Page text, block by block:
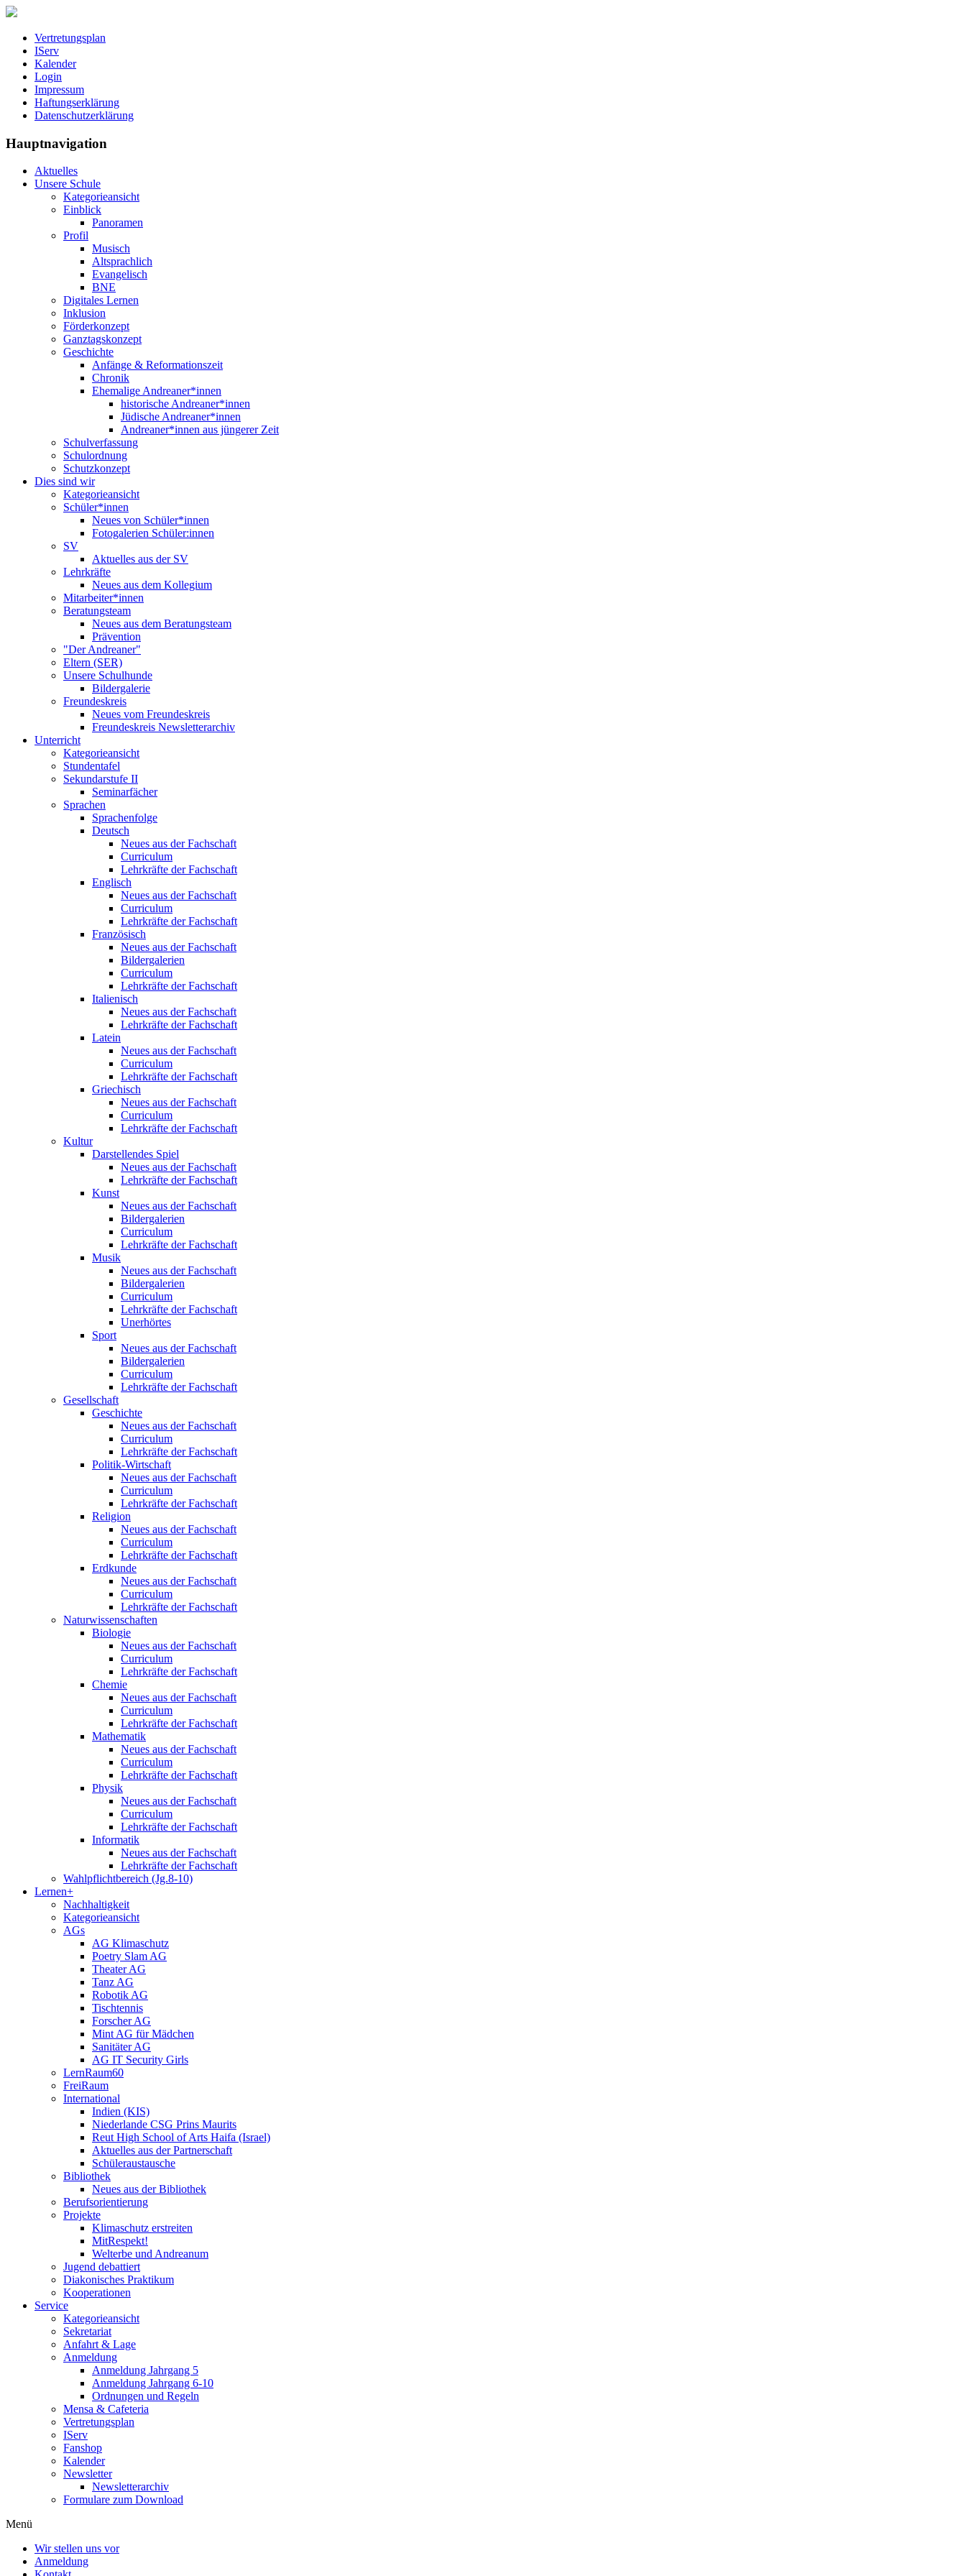
Vertretungsplan
IServ
Kalender
Login
Impressum
Haftungserklärung
Datenschutzerklärung
Hauptnavigation
Aktuelles
Unsere Schule
Kategorieansicht
Einblick
Panoramen
Profil
Musisch
Altsprachlich
Evangelisch
BNE
Digitales Lernen
Inklusion
Förderkonzept
Ganztagskonzept
Geschichte
Anfänge & Reformationszeit
Chronik
Ehemalige Andreaner*innen
historische Andreaner*innen
Jüdische Andreaner*innen
Andreaner*innen aus jüngerer Zeit
Schulverfassung
Schulordnung
Schutzkonzept
Dies sind wir
Kategorieansicht
Schüler*innen
Neues von Schüler*innen
Fotogalerien Schüler:innen
SV
Aktuelles aus der SV
Lehrkräfte
Neues aus dem Kollegium
Mitarbeiter*innen
Beratungsteam
Neues aus dem Beratungsteam
Prävention
"Der Andreaner"
Eltern (SER)
Unsere Schulhunde
Bildergalerie
Freundeskreis
Neues vom Freundeskreis
Freundeskreis Newsletterarchiv
Unterricht
Kategorieansicht
Stundentafel
Sekundarstufe II
Seminarfächer
Sprachen
Sprachenfolge
Deutsch
Neues aus der Fachschaft
Curriculum
Lehrkräfte der Fachschaft
Englisch
Neues aus der Fachschaft
Curriculum
Lehrkräfte der Fachschaft
Französisch
Neues aus der Fachschaft
Bildergalerien
Curriculum
Lehrkräfte der Fachschaft
Italienisch
Neues aus der Fachschaft
Lehrkräfte der Fachschaft
Latein
Neues aus der Fachschaft
Curriculum
Lehrkräfte der Fachschaft
Griechisch
Neues aus der Fachschaft
Curriculum
Lehrkräfte der Fachschaft
Kultur
Darstellendes Spiel
Neues aus der Fachschaft
Lehrkräfte der Fachschaft
Kunst
Neues aus der Fachschaft
Bildergalerien
Curriculum
Lehrkräfte der Fachschaft
Musik
Neues aus der Fachschaft
Bildergalerien
Curriculum
Lehrkräfte der Fachschaft
Unerhörtes
Sport
Neues aus der Fachschaft
Bildergalerien
Curriculum
Lehrkräfte der Fachschaft
Gesellschaft
Geschichte
Neues aus der Fachschaft
Curriculum
Lehrkräfte der Fachschaft
Politik-Wirtschaft
Neues aus der Fachschaft
Curriculum
Lehrkräfte der Fachschaft
Religion
Neues aus der Fachschaft
Curriculum
Lehrkräfte der Fachschaft
Erdkunde
Neues aus der Fachschaft
Curriculum
Lehrkräfte der Fachschaft
Naturwissenschaften
Biologie
Neues aus der Fachschaft
Curriculum
Lehrkräfte der Fachschaft
Chemie
Neues aus der Fachschaft
Curriculum
Lehrkräfte der Fachschaft
Mathematik
Neues aus der Fachschaft
Curriculum
Lehrkräfte der Fachschaft
Physik
Neues aus der Fachschaft
Curriculum
Lehrkräfte der Fachschaft
Informatik
Neues aus der Fachschaft
Lehrkräfte der Fachschaft
Wahlpflichtbereich (Jg.8-10)
Lernen+
Nachhaltigkeit
Kategorieansicht
AGs
AG Klimaschutz
Poetry Slam AG
Theater AG
Tanz AG
Robotik AG
Tischtennis
Forscher AG
Mint AG für Mädchen
Sanitäter AG
AG IT Security Girls
LernRaum60
FreiRaum
International
Indien (KIS)
Niederlande CSG Prins Maurits
Reut High School of Arts Haifa (Israel)
Aktuelles aus der Partnerschaft
Schüleraustausche
Bibliothek
Neues aus der Bibliothek
Berufsorientierung
Projekte
Klimaschutz erstreiten
MitRespekt!
Welterbe und Andreanum
Jugend debattiert
Diakonisches Praktikum
Kooperationen
Service
Kategorieansicht
Sekretariat
Anfahrt & Lage
Anmeldung
Anmeldung Jahrgang 5
Anmeldung Jahrgang 6-10
Ordnungen und Regeln
Mensa & Cafeteria
Vertretungsplan
IServ
Fanshop
Kalender
Newsletter
Newsletterarchiv
Formulare zum Download
Menü
Wir stellen uns vor
Anmeldung